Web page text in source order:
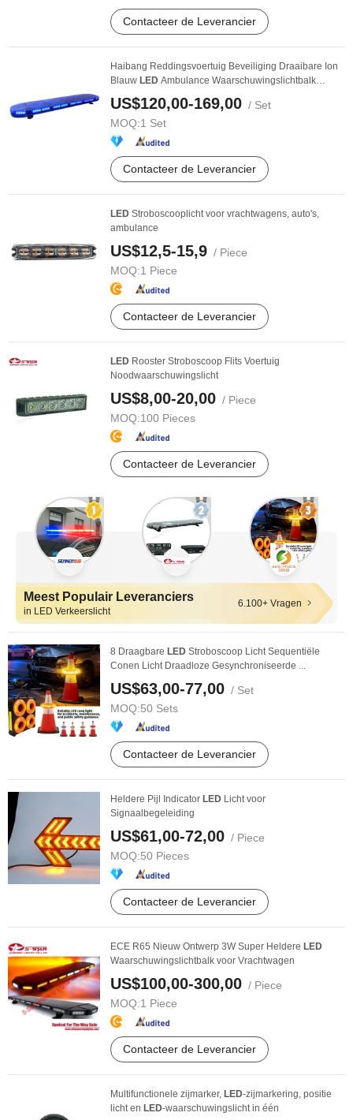
Contacteer de Leverancier
Haibang Reddingsvoertuig Beveiliging Draaibare Ion
Blauw LED Ambulance Waarschuwingslichtbalk
811LC
US$120,00-169,00 / Set
MOQ:1 Set
Contacteer de Leverancier
LED Stroboscooplicht voor vrachtwagens, auto's,
ambulance
US$12,5-15,9 / Piece
MOQ:1 Piece
Contacteer de Leverancier
LED Rooster Stroboscoop Flits Voertuig
Noodwaarschuwingslicht
US$8,00-20,00 / Piece
MOQ:100 Pieces
Contacteer de Leverancier
Meest Populair Leveranciers
in LED Verkeerslicht
6.100+ Vragen
8 Draagbare LED Stroboscoop Licht Sequentiële
Conen Licht Draadloze Gesynchroniseerde ...
US$63,00-77,00 / Set
MOQ:50 Sets
Contacteer de Leverancier
Heldere Pijl Indicator LED Licht voor
Signaalbegeleiding
US$61,00-72,00 / Piece
MOQ:50 Pieces
Contacteer de Leverancier
ECE R65 Nieuw Ontwerp 3W Super Heldere LED
Waarschuwingslichtbalk voor Vrachtwagen
US$100,00-300,00 / Piece
MOQ:1 Piece
Contacteer de Leverancier
Multifunctionele zijmarker, LED-zijmarkering, positie
licht en LED-waarschuwingslicht in één